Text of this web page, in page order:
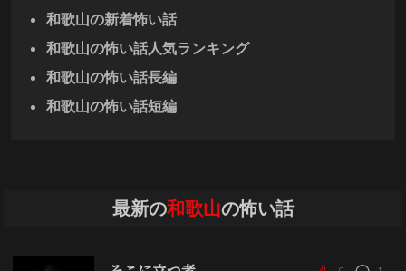
和歌山の新着怖い話
和歌山の怖い話人気ランキング
和歌山の怖い話長編
和歌山の怖い話短編
最新の和歌山の怖い話